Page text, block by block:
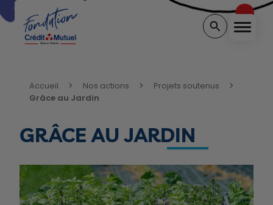
Menu
Vous êtes ici:
Accueil Nos actions
Projets soutenus
Grâce au Jardin
GRÂCE AU JARDIN